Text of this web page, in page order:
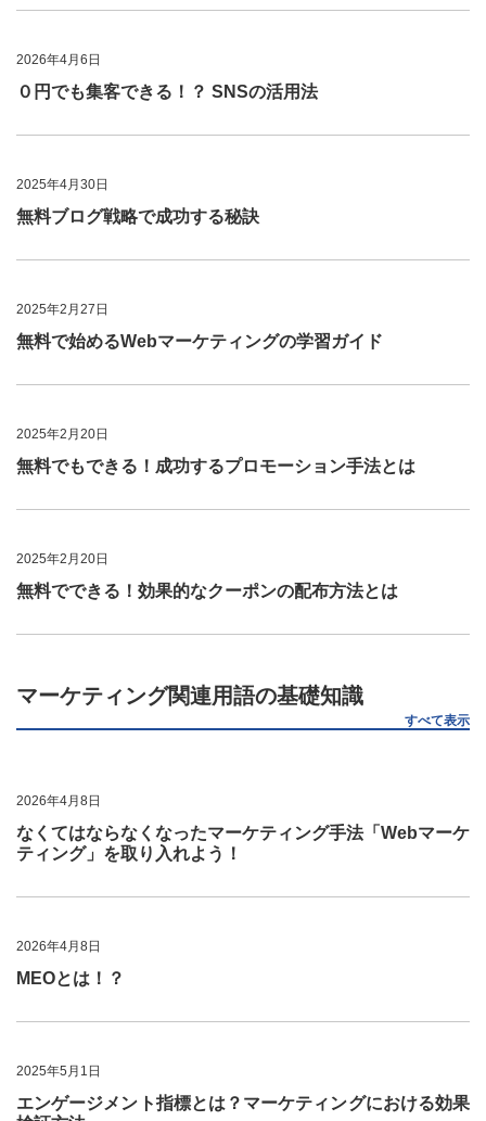
2026年4月6日
０円でも集客できる！？ SNSの活用法
2025年4月30日
無料ブログ戦略で成功する秘訣
2025年2月27日
無料で始めるWebマーケティングの学習ガイド
2025年2月20日
無料でもできる！成功するプロモーション手法とは
2025年2月20日
無料でできる！効果的なクーポンの配布方法とは
マーケティング関連用語の基礎知識
すべて表示
2026年4月8日
なくてはならなくなったマーケティング手法「Webマーケ
ティング」を取り入れよう！
2026年4月8日
MEOとは！？
2025年5月1日
エンゲージメント指標とは？マーケティングにおける効果